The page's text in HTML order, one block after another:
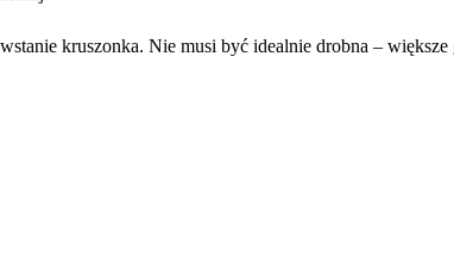
kruszonka. Nie musi być idealnie drobna –